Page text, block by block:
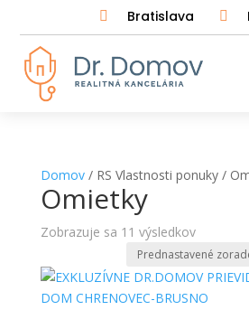
 Bratislava 
Domov/ RS Vlastnosti ponuky /
Omietky
Zobrazuje sa 11 výsledkov